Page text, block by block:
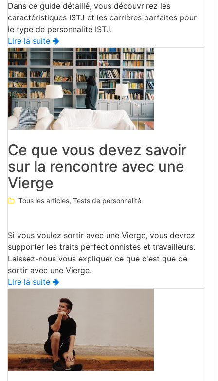
Dans ce guide détaillé, vous découvrirez les
caractéristiques ISTJ et les carrières parfaites pour
le type de personnalité ISTJ.
Lire la suite
Ce que vous devez savoir
sur la rencontre avec une
Vierge
Tous les articles, Tests de personnalité
Si vous voulez sortir avec une Vierge, vous devrez
supporter les traits perfectionnistes et travailleurs.
Laissez-nous vous expliquer ce que c'est que de
sortir avec une Vierge.
Lire la suite